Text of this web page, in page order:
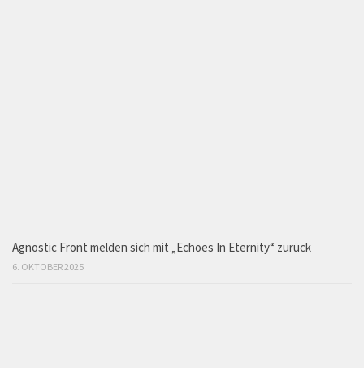
Agnostic Front melden sich mit „Echoes In Eternity“ zurück
6. OKTOBER 2025